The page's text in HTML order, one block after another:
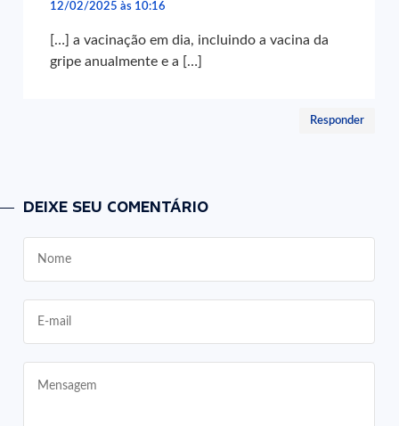
12/02/2025 às 10:16
[…] a vacinação em dia, incluindo a vacina da
gripe anualmente e a […]
Responder
DEIXE SEU COMENTÁRIO